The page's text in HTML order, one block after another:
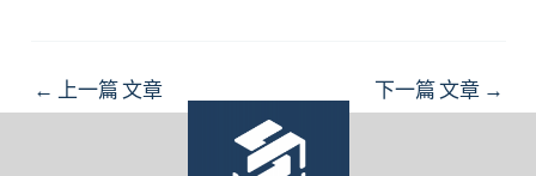
Post
navigation
← 上一篇 文章 下一篇 文章 →